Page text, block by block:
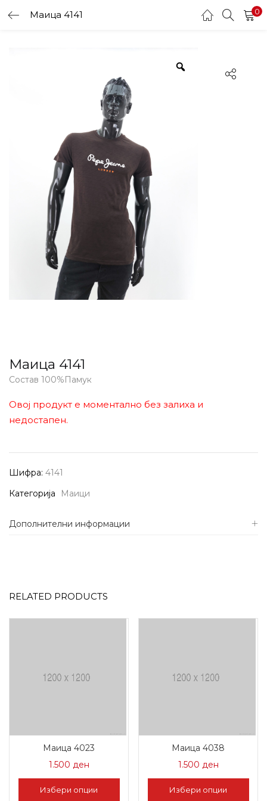
Маица 4141 0
Маица 4141
Состав 100%Памук
Овој продукт е моментално без залиха и
недостапен.
Шифра: 4141
Категорија
Маици
Дополнителни информации
RELATED PRODUCTS
Маица 4023
1.500 ден
Избери опции
Маица 4038
1.500 ден
Избери опции
LOGIN
Enter your username and password to login.
Remember me
Login
Lost password?